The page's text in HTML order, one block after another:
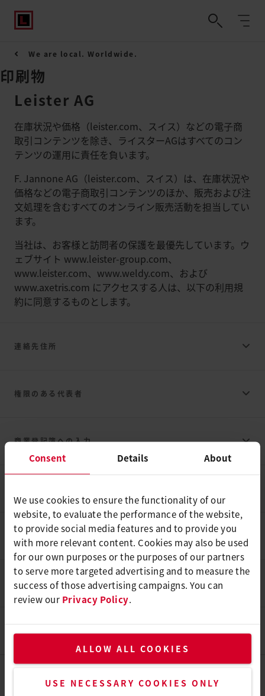
Consent Details About
We use cookies to ensure the functionality of our
website, to evaluate the performance of the website,
to provide social media features and to provide you
with more relevant content. Cookies may also be used
for our own purposes or the purposes of our partners
to serve more targeted advertising and to measure the
success of those advertising campaigns. You can
review our Privacy Policy.
ALLOW ALL COOKIES
USE NECESSARY COOKIES ONLY
We are local. Worldwide.
印刷物
Leister AG
在庫状況や価格（leister.com、スイス）などの電子商
取引コンテンツを除き、ライスターAGはすべてのコン
テンツの運用に責任を負います。
F. Jannone AG（leister.com、スイス）は、在庫状況や
価格などの電子商取引コンテンツのほか、販売および注
文処理を含むすべてのオンライン販売活動を担当してい
ます。
当社は、お客様と訪問者の保護を最優先しています。ウ
ェブサイト www.leister-group.com、
www.leister.com、www.weldy.com、および
www.axetris.com にアクセスする人は、以下の利用規
約に同意するものとします。
連絡先住所
F. ジャノンAG
権限のある代表者
F. ジャノンAG
商業登記簿への入力
登録会社名：F. Jannone AG
Leister AG
F. Jannone AG
免責事項
リンクに関する責任
グループ